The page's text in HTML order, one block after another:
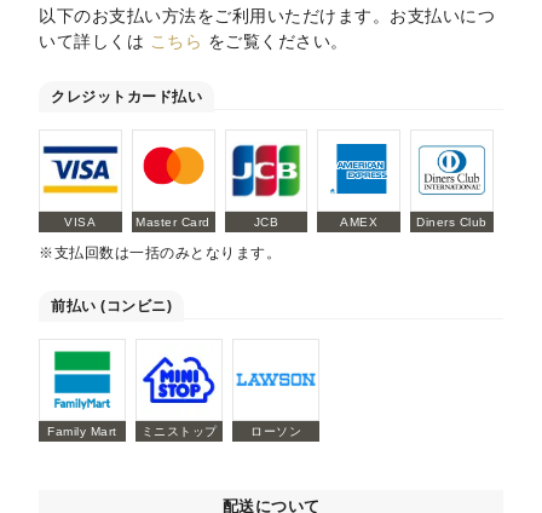
以下のお支払い方法をご利用いただけます。お支払いにつ
いて詳しくは こちら をご覧ください。
クレジットカード払い
VISA Master Card JCB AMEX Diners Club
※支払回数は一括のみとなります。
前払い (コンビニ)
Family Mart ミニストップ ローソン
配送について